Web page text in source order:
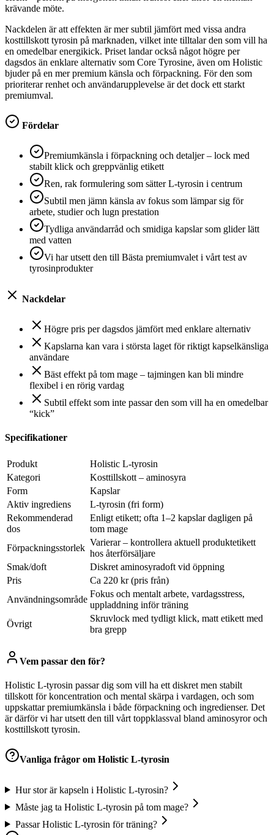
krävande möte.
Nackdelen är att effekten är mer subtil jämfört med vissa andra
kosttillskott tyrosin på marknaden, vilket inte tilltalar den som vill ha
en omedelbar energikick. Priset landar också något högre per
dagsdos än enklare alternativ som Core Tyrosine, även om Holistic
bjuder på en mer premium känsla och förpackning. För den som
prioriterar renhet och användarupplevelse är det dock ett starkt
premiumval.
Fördelar
Premiumkänsla i förpackning och detaljer – lock med
stabilt klick och greppvänlig etikett
Ren, rak formulering som sätter L-tyrosin i centrum
Subtil men jämn känsla av fokus som lämpar sig för
arbete, studier och lugn prestation
Tydliga användarråd och smidiga kapslar som glider lätt
med vatten
Vi har utsett den till Bästa premiumvalet i vårt test av
tyrosinprodukter
Nackdelar
Högre pris per dagsdos jämfört med enklare alternativ
Kapslarna kan vara i största laget för riktigt kapselkänsliga
användare
Bäst effekt på tom mage – tajmingen kan bli mindre
flexibel i en rörig vardag
Subtil effekt som inte passar den som vill ha en omedelbar
“kick”
Specifikationer
Produkt
Holistic L-tyrosin
Kategori
Kosttillskott – aminosyra
Form
Kapslar
Aktiv ingrediens
L-tyrosin (fri form)
Rekommenderad
dos
Enligt etikett; ofta 1–2 kapslar dagligen på
tom mage
Förpackningsstorlek
Varierar – kontrollera aktuell produktetikett
hos återförsäljare
Smak/doft
Diskret aminosyradoft vid öppning
Pris
Ca 220 kr (pris från)
Användningsområde
Fokus och mentalt arbete, vardagsstress,
uppladdning inför träning
Övrigt
Skruvlock med tydligt klick, matt etikett med
bra grepp
Vem passar den för?
Holistic L-tyrosin passar dig som vill ha ett diskret men stabilt
tillskott för koncentration och mental skärpa i vardagen, och som
uppskattar premiumkänsla i både förpackning och ingredienser. Det
är därför vi har utsett den till vårt toppklassval bland aminosyror och
kosttillskott tyrosin.
Vanliga frågor om Holistic L-tyrosin
Hur stor är kapseln i Holistic L-tyrosin?
Måste jag ta Holistic L-tyrosin på tom mage?
Passar Holistic L-tyrosin för träning?